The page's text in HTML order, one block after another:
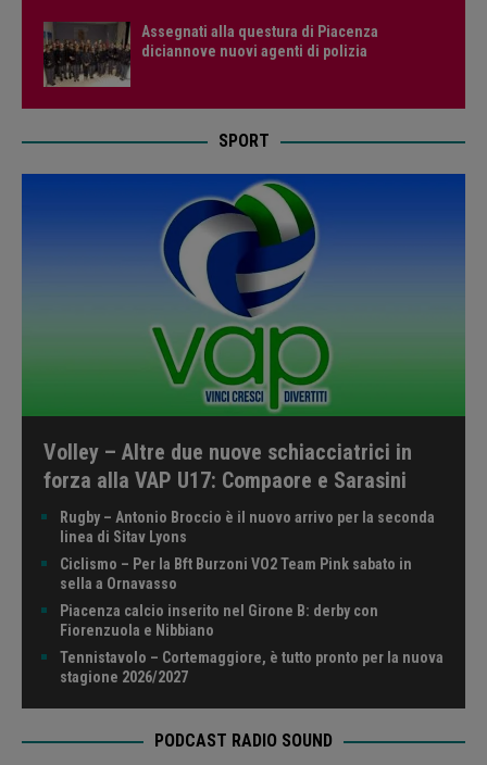
Assegnati alla questura di Piacenza
diciannove nuovi agenti di polizia
SPORT
Volley – Altre due nuove schiacciatrici in
forza alla VAP U17: Compaore e Sarasini
Rugby – Antonio Broccio è il nuovo arrivo per la seconda
linea di Sitav Lyons
Ciclismo – Per la Bft Burzoni VO2 Team Pink sabato in
sella a Ornavasso
Piacenza calcio inserito nel Girone B: derby con
Fiorenzuola e Nibbiano
Tennistavolo – Cortemaggiore, è tutto pronto per la nuova
stagione 2026/2027
PODCAST RADIO SOUND